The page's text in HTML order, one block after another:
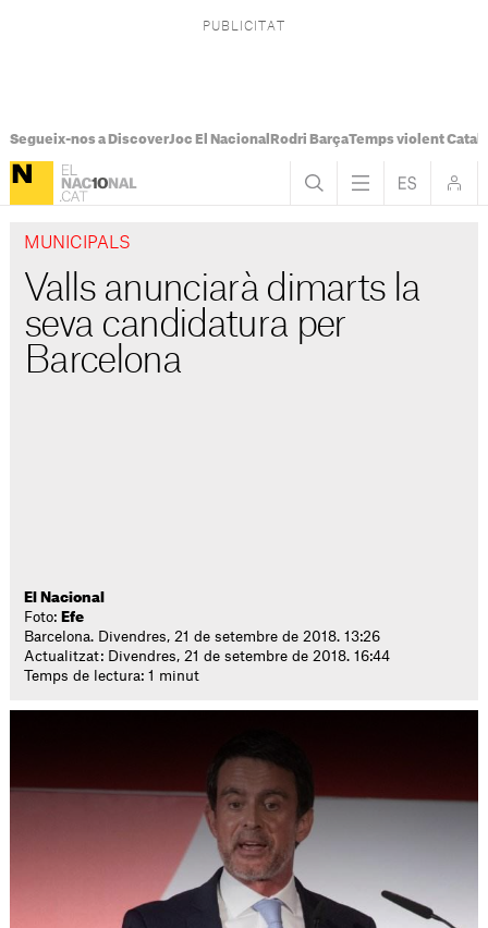
Segueix-nos a DiscoverJoc El Nacional Rodri BarçaTemps violent
MUNICIPALS
Valls anunciarà dimarts la
seva candidatura per
Barcelona
El Nacional
Foto: Efe
Barcelona. Divendres, 21 de setembre de 2018. 13:26
Actualitzat: Divendres, 21 de setembre de 2018. 16:44
Temps de lectura: 1 minut